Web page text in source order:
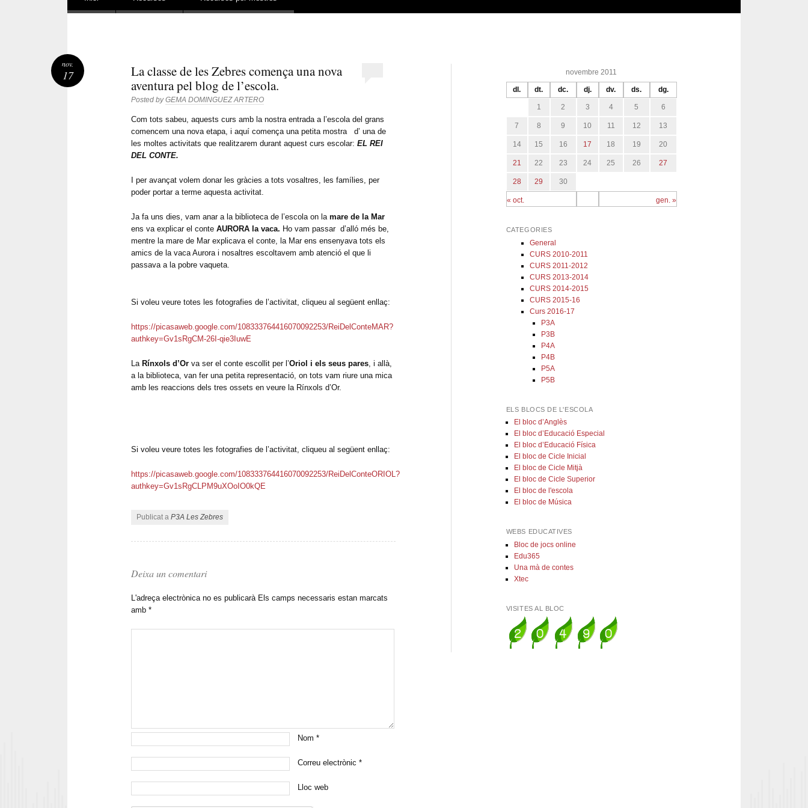
La classe de les Zebres comença una nova
aventura pel blog de l’escola.
Posted byGEMA DOMINGUEZ ARTERO
Com tots sabeu, aquests curs amb la nostra entrada a l’escola del grans
comencem una nova etapa, i aquí comença una petita mostra d’ una de
les moltes activitats que realitzarem durant aquest curs escolar: EL REI
DEL CONTE.
I per avançat volem donar les gràcies a tots vosaltres, les famílies, per
poder portar a terme aquesta activitat.
Ja fa uns dies, vam anar a la biblioteca de l’escola on la mare de la Mar
ens va explicar el conte AURORA la vaca. Ho vam passar d’alló més be,
mentre la mare de Mar explicava el conte, la Mar ens ensenyava tots els
amics de la vaca Aurora i nosaltres escoltavem amb atenció el que li
passava a la pobre vaqueta.
Si voleu veure totes les fotografies de l’activitat, cliqueu al següent enllaç:
https://picasaweb.google.com/108333764416070092253/ReiDelConteMAR?
authkey=Gv1sRgCM-26I-qie3IuwE
La Rínxols d’Or va ser el conte escollit per l’Oriol i els seus pares, i allà,
a la biblioteca, van fer una petita representació, on tots vam riure una mica
amb les reaccions dels tres ossets en veure la Rínxols d’Or.
Si voleu veure totes les fotografies de l’activitat, cliqueu al següent enllaç:
https://picasaweb.google.com/108333764416070092253/ReiDelConteORIOL?
authkey=Gv1sRgCLPM9uXOoIO0kQE
Publicat a P3A Les Zebres
nov.
17
Deixa un comentari
L'adreça electrònica no es publicaràEls camps necessaris estan marcats
amb *
Nom *
Correu electrònic *
Lloc web
novembre 2011
dl. dt. dc. dj. dv. ds. dg.
« oct. gen. »
1 2 3 4 5 6
7 8 9 10 11 12 13
14 15 16 17 18 19 20
21 22 23 24 25 26 27
28 29 30
CATEGORIES
General
CURS 2010-2011
CURS 2011-2012
CURS 2013-2014
CURS 2014-2015
CURS 2015-16
Curs 2016-17
P3A
P3B
P4A
P4B
P5A
P5B
ELS BLOCS DE L'ESCOLA
El bloc d’Anglès
El bloc d’Educació Especial
El bloc d’Educació Física
El bloc de Cicle Inicial
El bloc de Cicle Mitjà
El bloc de Cicle Superior
El bloc de l'escola
El bloc de Música
WEBS EDUCATIVES
Bloc de jocs online
Edu365
Una mà de contes
Xtec
VISITES AL BLOC